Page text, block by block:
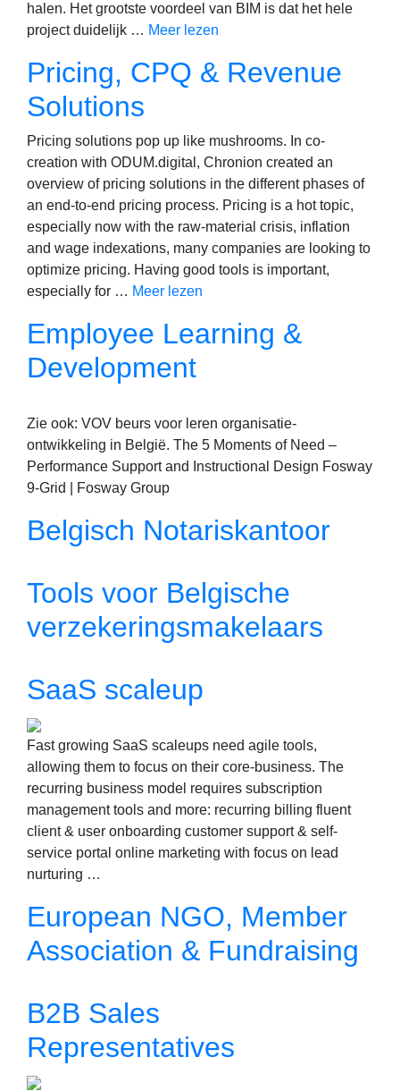
halen. Het grootste voordeel van BIM is dat het hele
project duidelijk … Meer lezen
Pricing, CPQ & Revenue
Solutions
Pricing solutions pop up like mushrooms. In co-
creation with ODUM.digital, Chronion created an
overview of pricing solutions in the different phases of
an end-to-end pricing process. Pricing is a hot topic,
especially now with the raw-material crisis, inflation
and wage indexations, many companies are looking to
optimize pricing. Having good tools is important,
especially for … Meer lezen
Employee Learning &
Development
Zie ook: VOV beurs voor leren organisatie-
ontwikkeling in België. The 5 Moments of Need –
Performance Support and Instructional Design Fosway
9-Grid | Fosway Group
Belgisch Notariskantoor
Tools voor Belgische
verzekeringsmakelaars
SaaS scaleup
Fast growing SaaS scaleups need agile tools,
allowing them to focus on their core-business. The
recurring business model requires subscription
management tools and more: recurring billing fluent
client & user onboarding customer support & self-
service portal online marketing with focus on lead
nurturing …
European NGO, Member
Association & Fundraising
B2B Sales
Representatives